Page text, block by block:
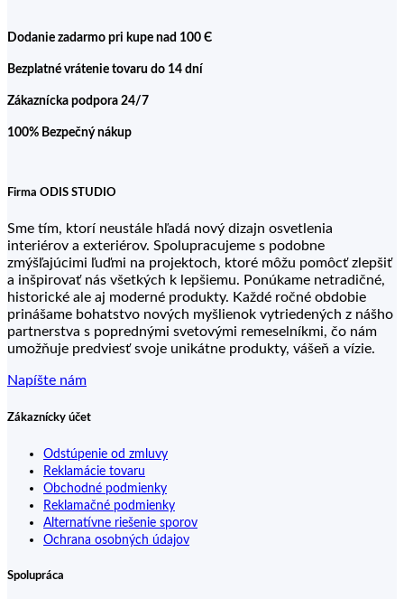
Dodanie zadarmo pri kupe nad 100 Є
Bezplatné vrátenie tovaru do 14 dní
Zákaznícka podpora 24/7
100% Bezpečný nákup
Firma ODIS STUDIO
Sme tím, ktorí neustále hľadá nový dizajn osvetlenia
interiérov a exteriérov. Spolupracujeme s podobne
zmýšľajúcimi ľuďmi na projektoch, ktoré môžu pomôcť zlepšiť
a inšpirovať nás všetkých k lepšiemu. Ponúkame netradičné,
historické ale aj moderné produkty. Každé ročné obdobie
prinášame bohatstvo nových myšlienok vytriedených z nášho
partnerstva s poprednými svetovými remeselníkmi, čo nám
umožňuje predviesť svoje unikátne produkty, vášeň a vízie.
Napíšte nám
Zákaznícky účet
Odstúpenie od zmluvy
Reklamácie tovaru
Obchodné podmienky
Reklamačné podmienky
Alternatívne riešenie sporov
Ochrana osobných údajov
Spolupráca